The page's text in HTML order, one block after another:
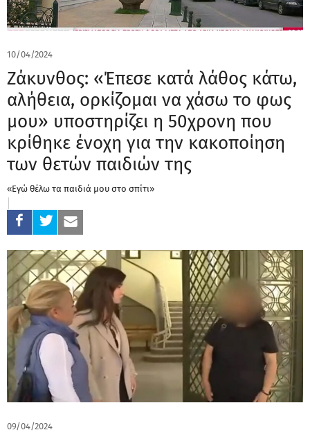
10/04/2024
Ζάκυνθος: «Έπεσε κατά λάθος κάτω,
αλήθεια, ορκίζομαι να χάσω το φως
μου» υποστηρίζει η 50χρονη που
κρίθηκε ένοχη για την κακοποίηση
των θετών παιδιών της
«Εγώ θέλω τα παιδιά μου στο σπίτι»
09/04/2024